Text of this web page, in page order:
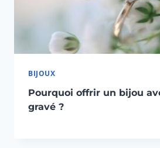
BIJOUX
Pourquoi offrir un bijou
gravé ?